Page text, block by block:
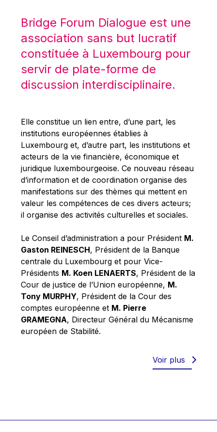
Mario Centeno
Mario Monti
Maroš ŠEFČOVIČ
Martin Bailey
Martine Reicherts
Michael Sohlman
Michel Goedert
Mireille Delmas-Marty
Nobuo Tanaka
Otmar Issing
Paolo Mengozzi
Paschal Donohoe
Pat Cox
Patrizia Nanz
Philippe Maystadt
Pierre Gramegna
Richard Pelly
Robert Goebbels
Robert REYNDERS
Timothy Radcliffe
Bridge Forum Dialogue est une
association sans but lucratif
constituée à Luxembourg pour
servir de plate-forme de
discussion interdisciplinaire.
Elle constitue un lien entre, d’une part, les
institutions européennes établies à
Luxembourg et, d’autre part, les institutions et
acteurs de la vie financière, économique et
juridique luxembourgeoise. Ce nouveau réseau
d’information et de coordination organise des
manifestations sur des thèmes qui mettent en
valeur les compétences de ces divers acteurs;
il organise des activités culturelles et sociales.
Le Conseil d’administration a pour Président M.
Gaston REINESCH, Président de la Banque
centrale du Luxembourg et pour Vice-
Présidents M. Koen LENAERTS, Président de la
Cour de justice de l’Union européenne, M.
Tony MURPHY, Président de la Cour des
comptes européenne et M. Pierre
GRAMEGNA, Directeur Général du Mécanisme
européen de Stabilité.
Voir plus